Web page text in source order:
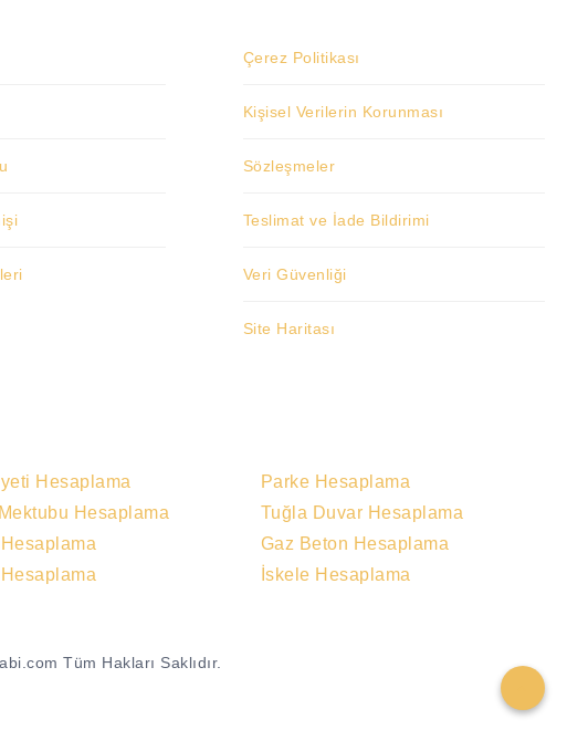
Çerez Politikası
Kişisel Verilerin Korunması
Sözleşmeler
Teslimat ve İade Bildirimi
Veri Güvenliği
Site Haritası
Hesaplama
Hesaplama
Parke Hesaplama
Tuğla Duvar Hesaplama
Gaz Beton Hesaplama
İskele Hesaplama
Tüm Hakları Saklıdır.